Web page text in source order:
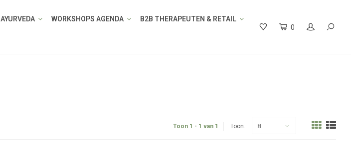
AYURVEDA WORKSHOPS AGENDA B2B THERAPEUTEN & RETAIL
0
Toon 1 - 1 van 1 Toon: 8